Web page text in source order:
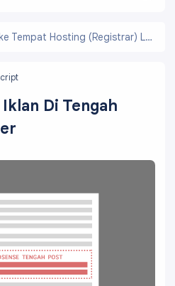
Cara Transfer Domain ke Tempat Hosting (Registrar) Lain
Di Tengah